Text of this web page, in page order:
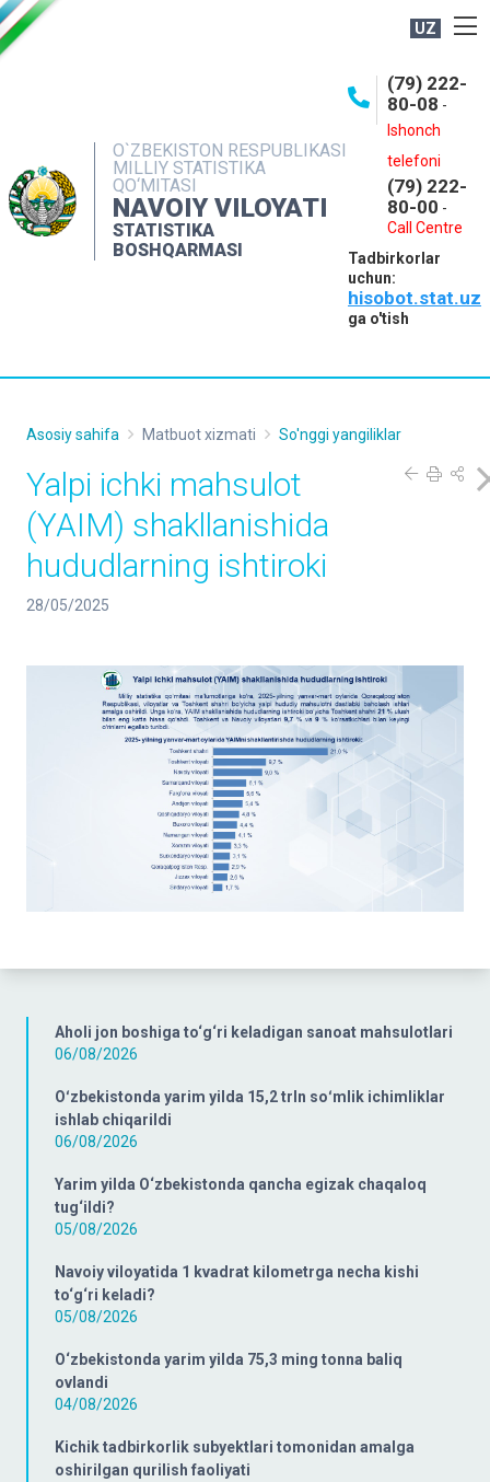
UZ
O`ZBEKISTON RESPUBLIKASI
MILLIY STATISTIKA
QO‘MITASI
NAVOIY VILOYATI
STATISTIKA
BOSHQARMASI
(79) 222-
80-08 -
Ishonch
telefoni
(79) 222-
80-00 -
Call Centre
Tadbirkorlar
uchun:
hisobot.stat.uz
ga o'tish
OCHIQ MA'LUMOTLAR
INTERAKTIV XIZMATLAR
MUROJAATLAR
Aholi jon boshiga to‘g‘ri keladigan sanoat mahsulotlari
06/08/2026
Oʻzbekistonda yarim yilda 15,2 trln soʻmlik ichimliklar
ishlab chiqarildi
06/08/2026
Yarim yilda O‘zbekistonda qancha egizak chaqaloq
tug‘ildi?
05/08/2026
Navoiy viloyatida 1 kvadrat kilometrga necha kishi
to‘g‘ri keladi?
05/08/2026
O‘zbekistonda yarim yilda 75,3 ming tonna baliq
ovlandi
04/08/2026
Kichik tadbirkorlik subyektlari tomonidan amalga
oshirilgan qurilish faoliyati
Asosiy sahifa Matbuot xizmati So'nggi yangiliklar
Yalpi ichki mahsulot
(YAIM) shakllanishida
hududlarning ishtiroki
28/05/2025